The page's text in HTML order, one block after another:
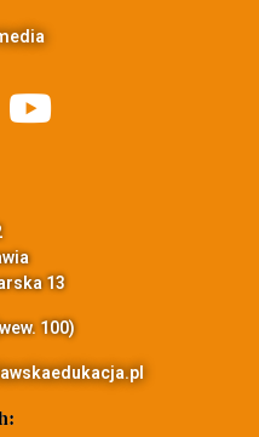
13
100)